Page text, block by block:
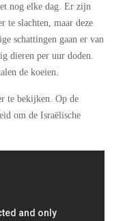
nog elke dag. Er zijn
te slachten, maar deze
schattingen gaan er van
dieren per uur doden.
de koeien.
te bekijken. Op de
om de Israëlische